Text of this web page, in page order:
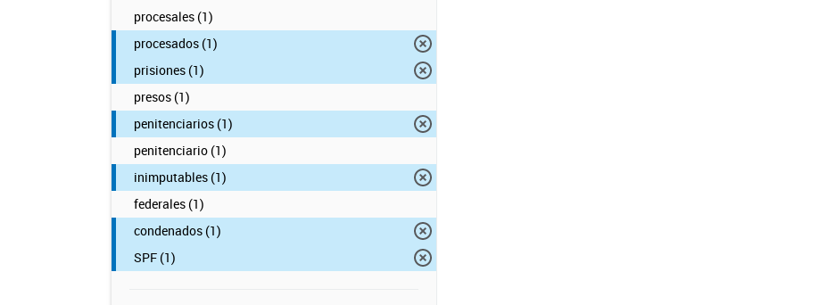
procesales (1)
procesados (1)
prisiones (1)
presos (1)
penitenciarios (1)
penitenciario (1)
inimputables (1)
federales (1)
condenados (1)
SPF (1)